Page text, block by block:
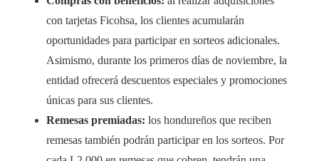
con tarjetas Ficohsa, los clientes acumularán
oportunidades para participar en sorteos adicionales.
Asimismo, durante los primeros días de noviembre, la
entidad ofrecerá descuentos especiales y promociones
únicas para sus clientes.
Remesas premiadas: los hondureños que reciben
remesas también podrán participar en los sorteos. Por